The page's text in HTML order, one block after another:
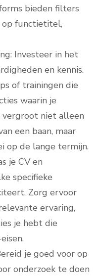
bieden filters
op functietitel,
Investeer in het
en kennis.
of trainingen die
waarin je
niet alleen
een baan, maar
op de lange termijn.
je CV en
specifieke
Zorg ervoor
ervaring,
je hebt die
je goed voor op
onderzoek te doen